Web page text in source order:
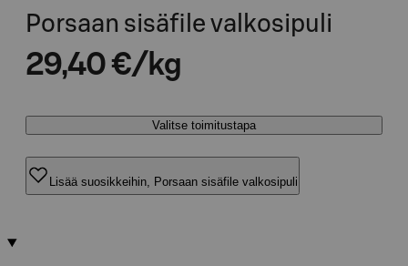
Porsaan sisäfile valkosipuli
29,40 €/kg
Valitse toimitustapa
Lisää suosikkeihin, Porsaan sisäfile valkosipuli